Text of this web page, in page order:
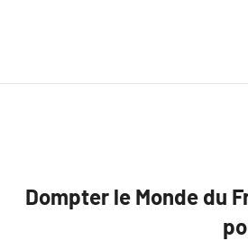
Dompter le Monde du